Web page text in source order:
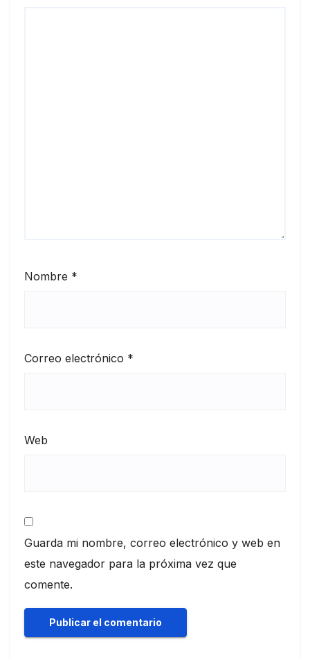
Nombre *
Correo electrónico *
Web
Guarda mi nombre, correo electrónico y web en
este navegador para la próxima vez que
comente.